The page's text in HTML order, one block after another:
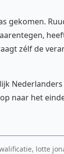
gekomen.
zélf de
naar het
lotte